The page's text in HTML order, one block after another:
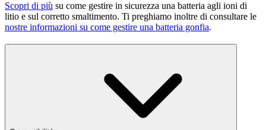
Scopri di più su come gestire in sicurezza una batteria agli ioni di
litio e sul corretto smaltimento. Ti preghiamo inoltre di consultare le
nostre informazioni su come gestire una batteria gonfia.